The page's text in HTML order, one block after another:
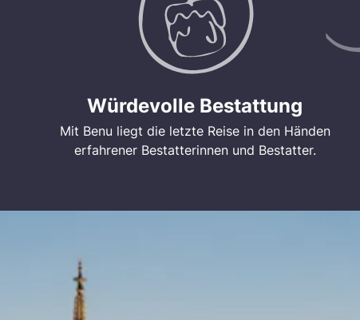
Würdevolle Bestattung
Mit Benu liegt die letzte Reise in den Händen
erfahrener Bestatterinnen und Bestatter.